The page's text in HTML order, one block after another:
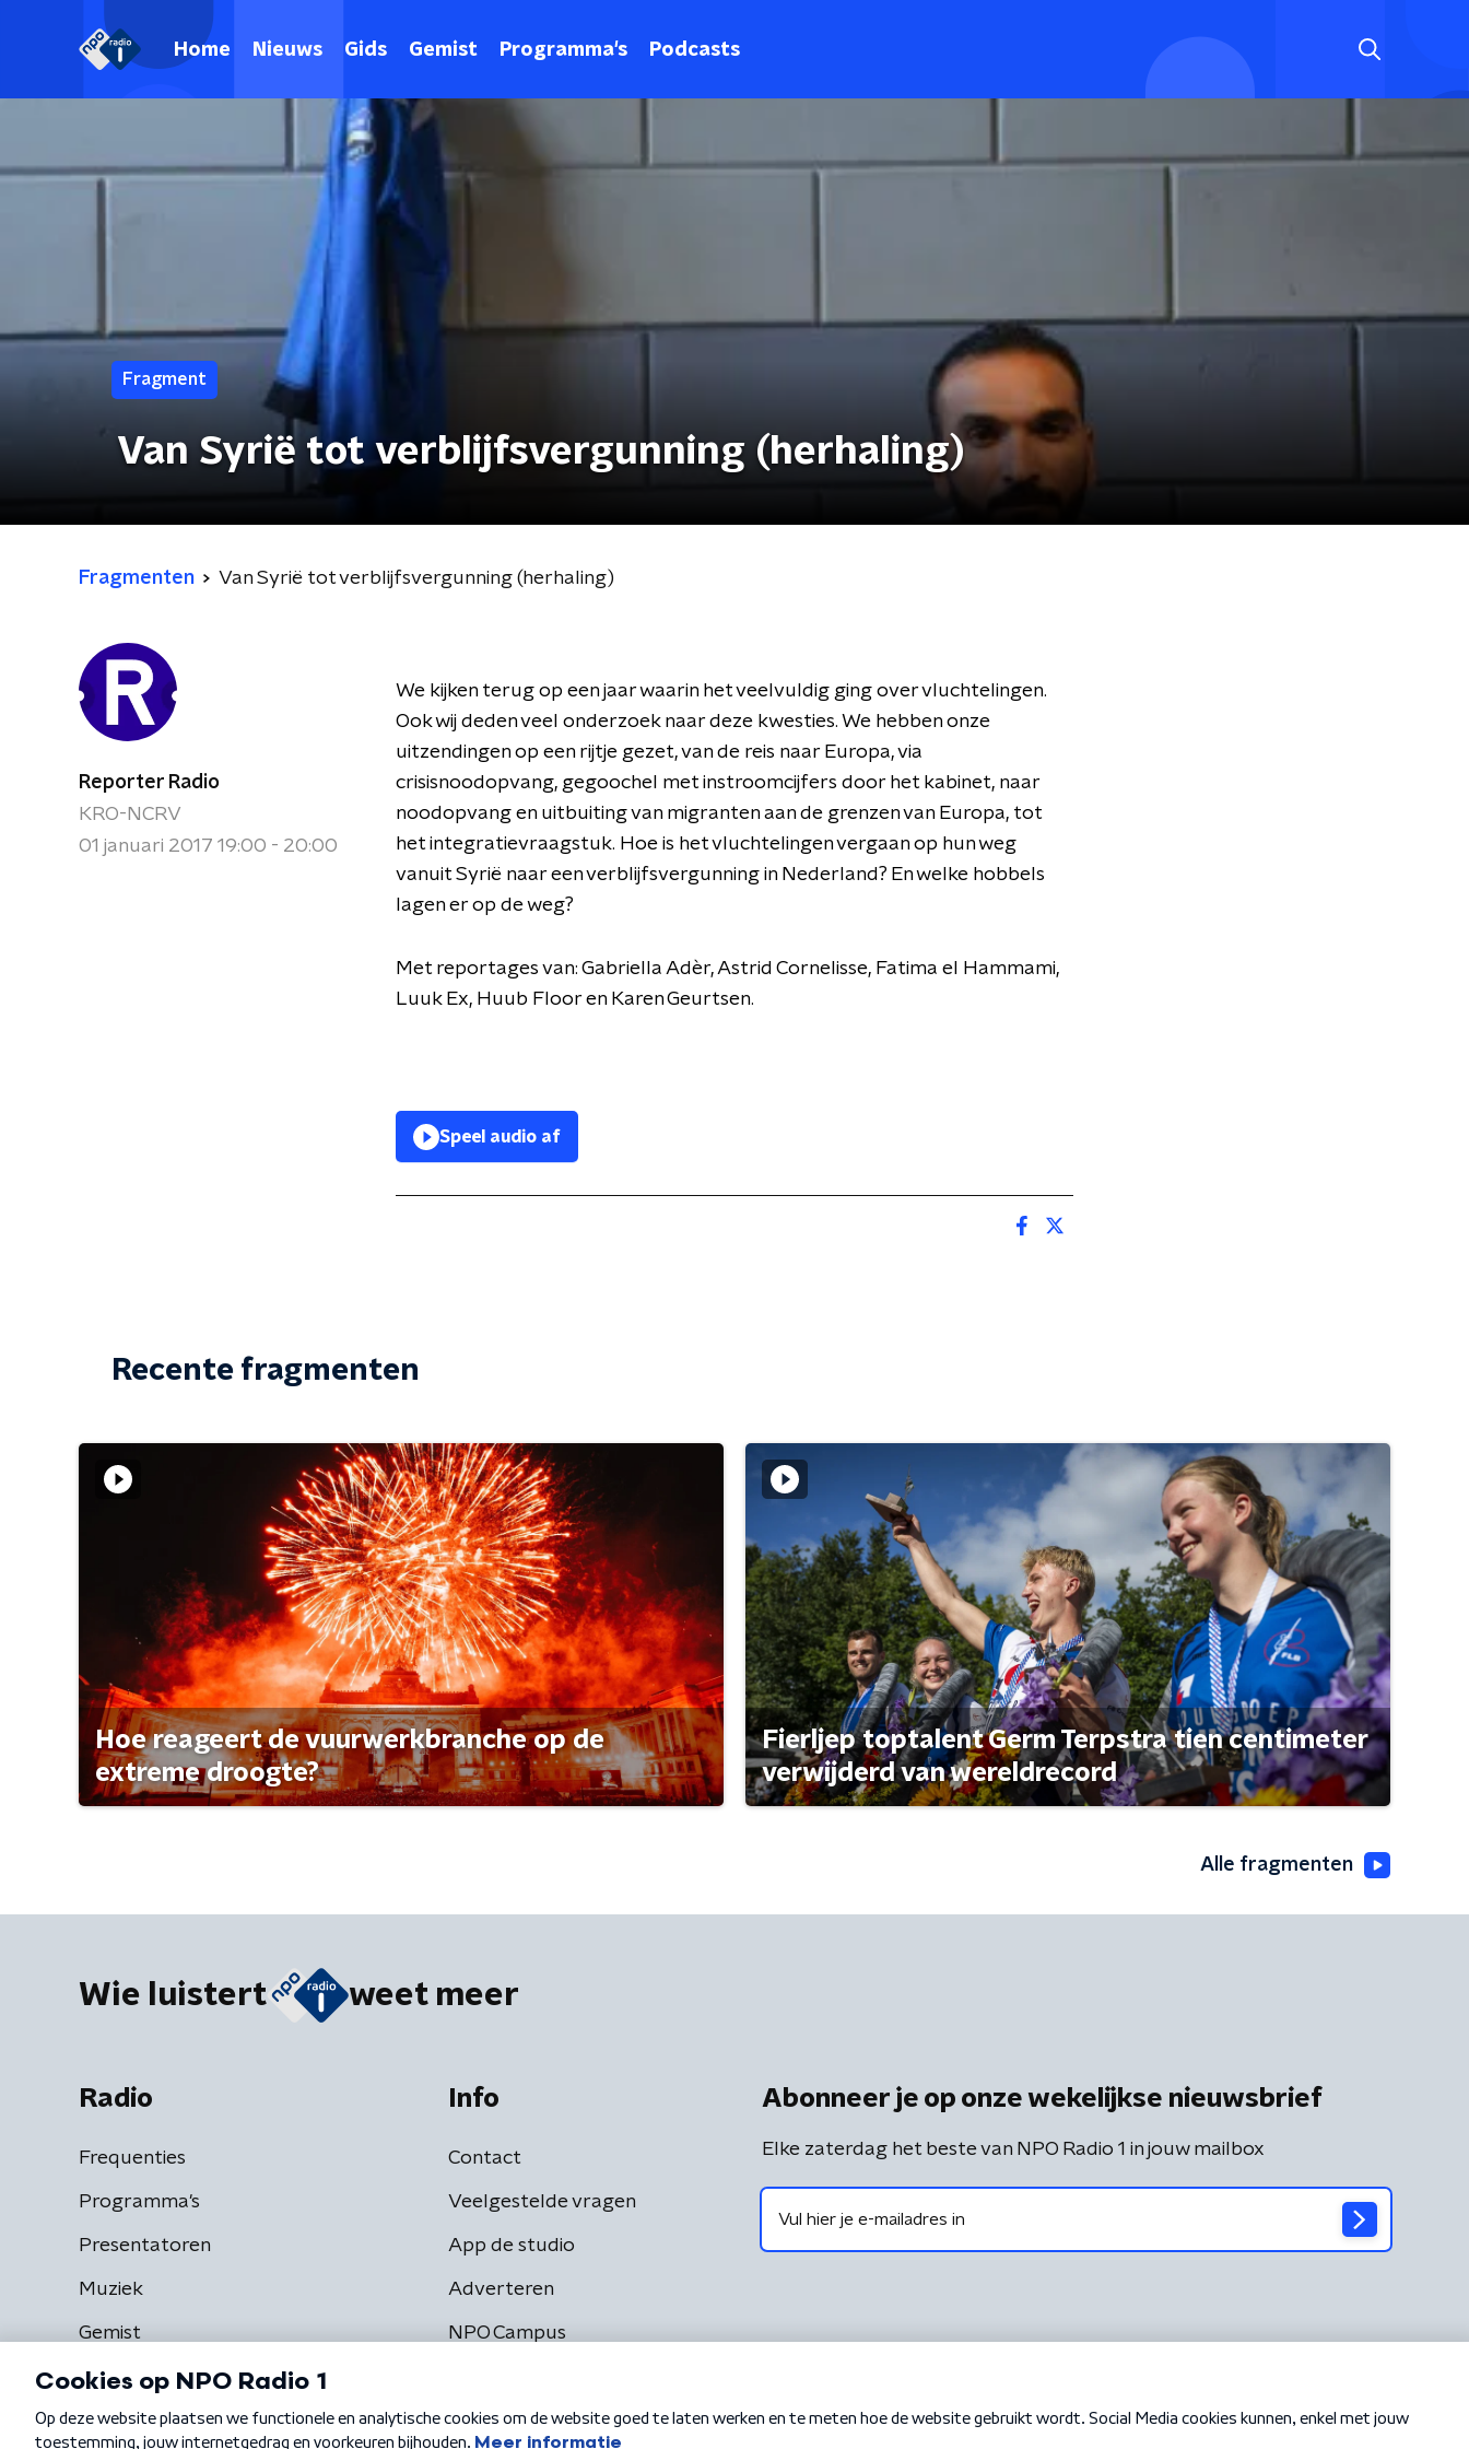
Home Nieuws Gids Gemist Programma's Podcasts
Fragment
Van Syrië tot verblijfsvergunning (herhaling)
Fragmenten Van Syrië tot verblijfsvergunning (herhaling)
Reporter Radio
KRO-NCRV
01 januari 2017 19:00 - 20:00
We kijken terug op een jaar waarin het veelvuldig ging over vluchtelingen.
Ook wij deden veel onderzoek naar deze kwesties. We hebben onze
uitzendingen op een rijtje gezet, van de reis naar Europa, via
crisisnoodopvang, gegoochel met instroomcijfers door het kabinet, naar
noodopvang en uitbuiting van migranten aan de grenzen van Europa, tot
het integratievraagstuk. Hoe is het vluchtelingen vergaan op hun weg
vanuit Syrië naar een verblijfsvergunning in Nederland? En welke hobbels
lagen er op de weg?
Met reportages van: Gabriella Adèr, Astrid Cornelisse, Fatima el Hammami,
Luuk Ex, Huub Floor en Karen Geurtsen.
Speel audio af
Recente fragmenten
Hoe reageert de vuurwerkbranche op de
extreme droogte?
Fierljep toptalent Germ Terpstra tien centimeter
verwijderd van wereldrecord
Alle fragmenten
Wie luistert weet meer
Radio
Frequenties
Programma's
Presentatoren
Muziek
Gemist
Info
Contact
Veelgestelde vragen
App de studio
Adverteren
NPO Campus
Abonneer je op onze wekelijkse nieuwsbrief
Elke zaterdag het beste van NPO Radio 1 in jouw mailbox